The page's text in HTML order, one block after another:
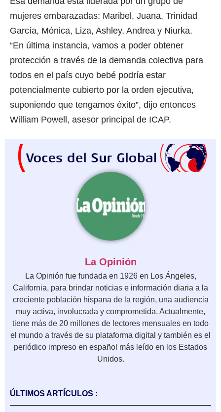
mujeres embarazadas: Maribel, Juana, Trinidad
García, Mónica, Liza, Ashley, Andrea y Niurka.
“En última instancia, vamos a poder obtener
protección a través de la demanda colectiva para
todos en el país cuyo bebé podría estar
potencialmente cubierto por la orden ejecutiva,
suponiendo que tengamos éxito”, dijo entonces
William Powell, asesor principal de ICAP.
La Opinión
La Opinión fue fundada en 1926 en Los Ángeles,
California, para brindar noticias e información diaria a la
creciente población hispana de la región, una audiencia
muy activa, involucrada y comprometida. Actualmente,
tiene más de 20 millones de lectores mensuales en todo
el mundo a través de su plataforma digital y también es el
periódico impreso en español más leído en los Estados
Unidos.
ÚLTIMOS ARTÍCULOS :